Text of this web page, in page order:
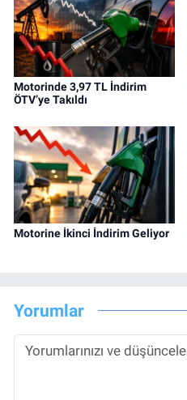
Motorinde 3,97 TL İndirim
ÖTV’ye Takıldı
Motorine İkinci İndirim Geliyor
Yorumlar